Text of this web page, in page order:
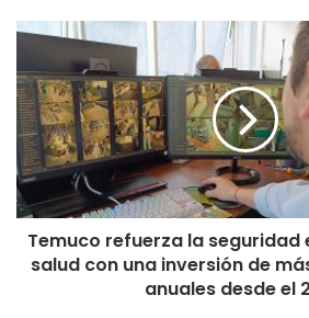
o
r
o
f
e
s
i
o
T
m
u
c
o
r
e
f
Temuco refuerza la seguridad
salud con una inversión de
anuales desde el